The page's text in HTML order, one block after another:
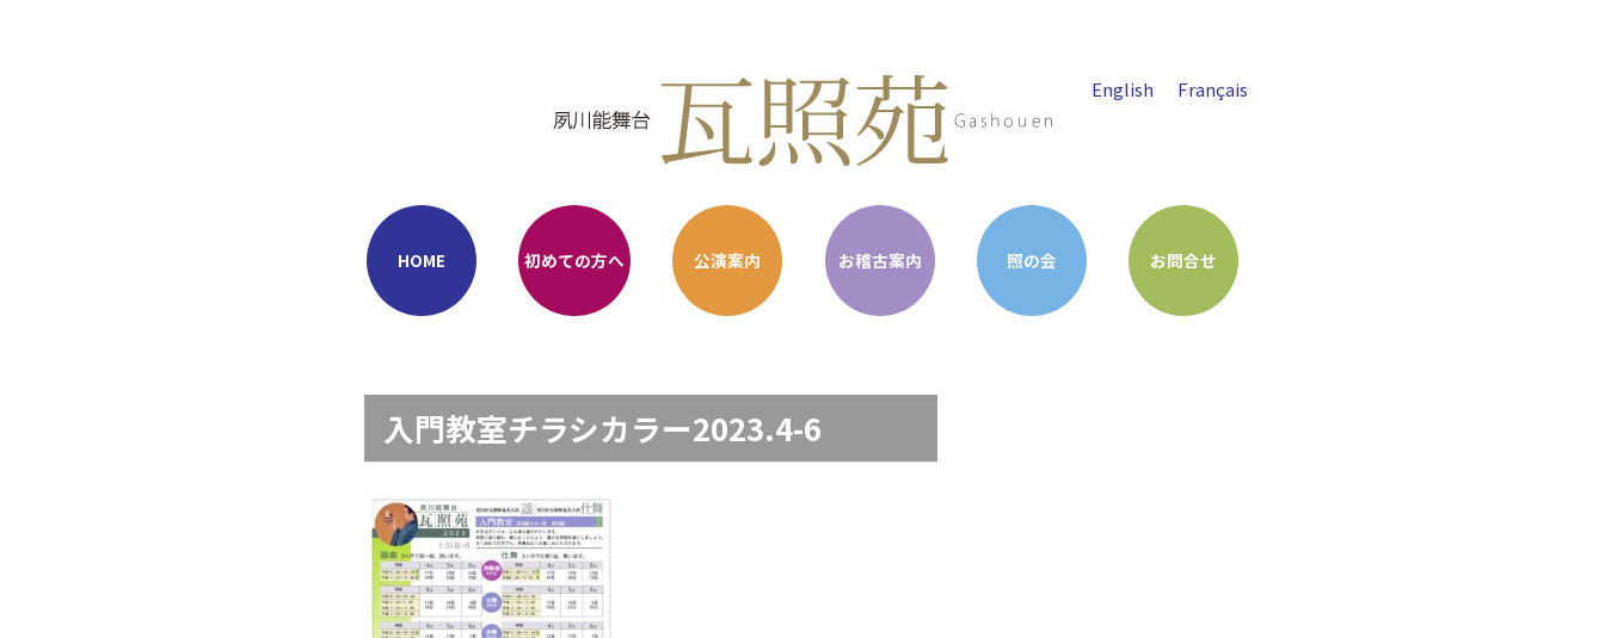
English Français
HOME 初めての方へ 公演案内 お稽古案内 照の会 お問合せ
入門教室チラシカラー2023.4-6